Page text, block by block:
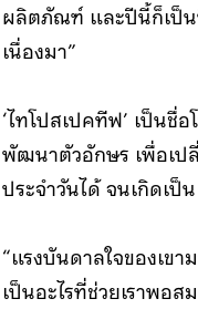
ผลิตภัณฑ์ และปีนี้ก็เป็
เนื่องมา”
‘ไทโปสเปคทีฟ’ เป็นชื่
พัฒนาตัวอักษร เพื่อเป
ประจำวันได้ จนเกิดเป็
“แรงบันดาลใจของเข
เป็นอะไรที่ช่วยเราพ